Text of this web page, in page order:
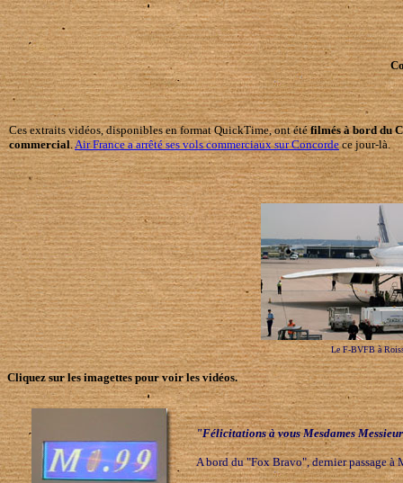
Ces extraits vidéos, disponibles en format QuickTime, ont étéfilmés à bord du
commercial.Air France a arrêté ses vols commerciaux sur Concordece jour-là.
Le F-BVFB à
Cliquez sur les imagettes pour voir les vidéos.
"Félicitations à vous Mesdames
A bord du "Fox Bravo", dernier passage à